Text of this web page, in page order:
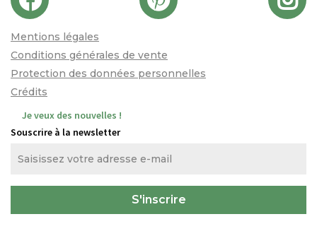
Mentions légales
Conditions générales de vente
Protection des données personnelles
Crédits
Je veux des nouvelles !
Souscrire à la newsletter